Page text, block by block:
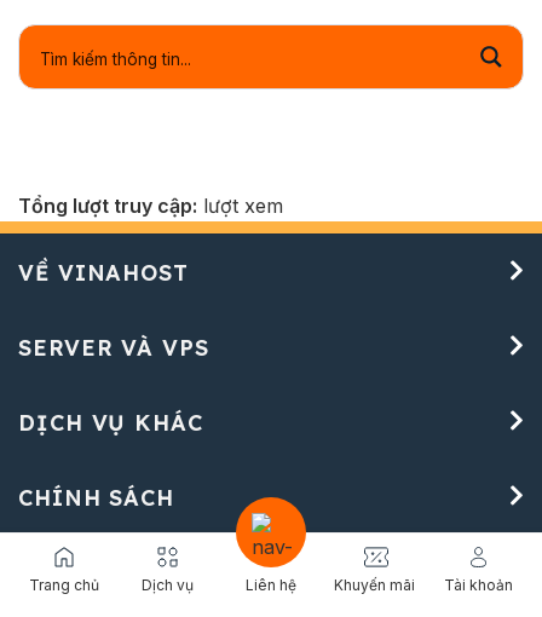
Tổng lượt truy cập: lượt xem
VỀ VINAHOST
SERVER VÀ VPS
DỊCH VỤ KHÁC
CHÍNH SÁCH
CÔNG TY TNHH VINAHOST
Trang chủ Dịch vụ Liên hệ Khuyến mãi Tài khoản